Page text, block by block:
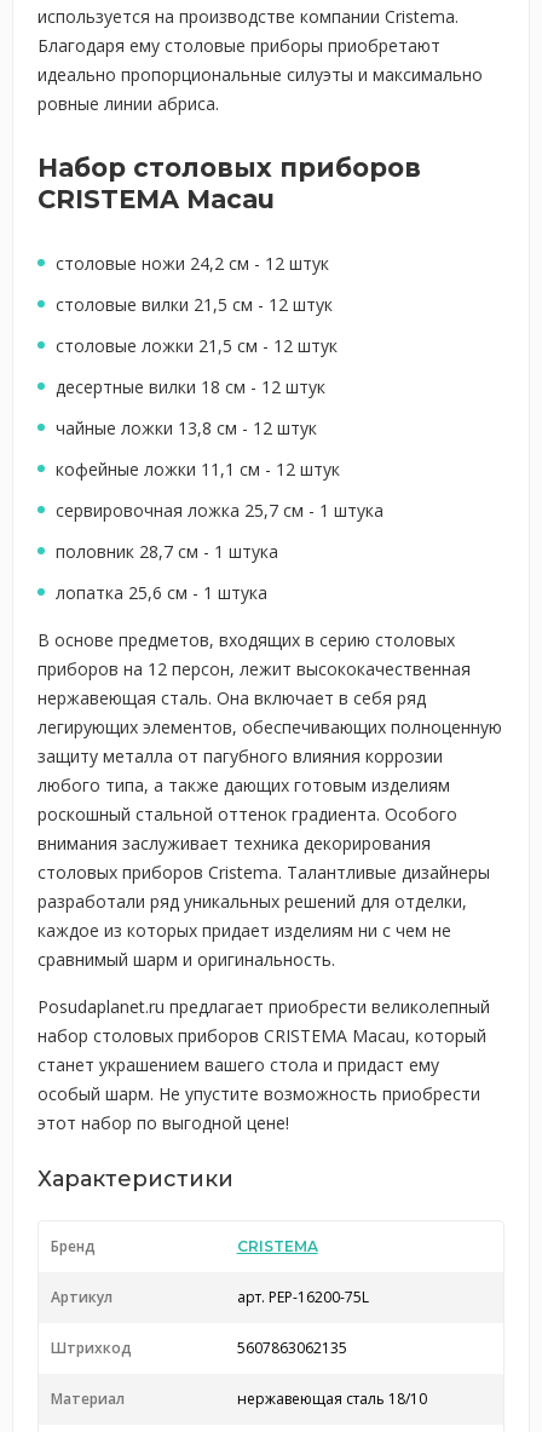
используется на производстве компании Cristema.
Благодаря ему столовые приборы приобретают
идеально пропорциональные силуэты и максимально
ровные линии абриса.
Набор столовых приборов
CRISTEMA Macau
столовые ножи 24,2 см - 12 штук
столовые вилки 21,5 см - 12 штук
столовые ложки 21,5 см - 12 штук
десертные вилки 18 см - 12 штук
чайные ложки 13,8 см - 12 штук
кофейные ложки 11,1 см - 12 штук
сервировочная ложка 25,7 см - 1 штука
половник 28,7 см - 1 штука
лопатка 25,6 см - 1 штука
В основе предметов, входящих в серию столовых
приборов на 12 персон, лежит высококачественная
нержавеющая сталь. Она включает в себя ряд
легирующих элементов, обеспечивающих полноценную
защиту металла от пагубного влияния коррозии
любого типа, а также дающих готовым изделиям
роскошный стальной оттенок градиента. Особого
внимания заслуживает техника декорирования
столовых приборов Cristema. Талантливые дизайнеры
разработали ряд уникальных решений для отделки,
каждое из которых придает изделиям ни с чем не
сравнимый шарм и оригинальность.
Posudaplanet.ru предлагает приобрести великолепный
набор столовых приборов CRISTEMA Macau, который
станет украшением вашего стола и придаст ему
особый шарм. Не упустите возможность приобрести
этот набор по выгодной цене!
Характеристики
Бренд CRISTEMA
Артикул арт. PEP-16200-75L
Штрихкод 5607863062135
Материал нержавеющая сталь 18/10